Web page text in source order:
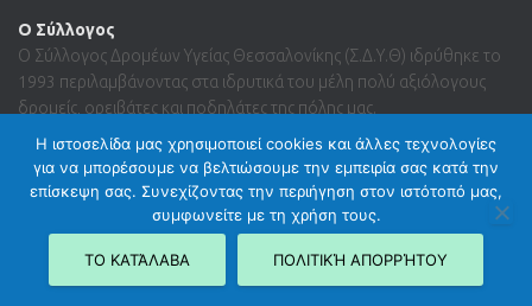
Ο Σύλλογος
Ο Σύλλογος Δρομέων Υγείας Θεσσαλονίκης (Σ.Δ.Υ.Θ) ιδρύθηκε το
1993 περιλαμβάνοντας στα ιδρυτικά του μέλη πολύ αξιόλογους
δρομείς, ορειβάτες και ποδηλάτες της πόλης μας.
Search …
Η ιστοσελίδα μας χρησιμοποιεί cookies και άλλες τεχνολογίες
για να μπορέσουμε να βελτιώσουμε την εμπειρία σας κατά την
επίσκεψη σας. Συνεχίζοντας την περιήγηση στον ιστότοπό μας,
συμφωνείτε με τη χρήση τους.
ΤΟ ΚΑΤΆΛΑΒΑ ΠΟΛΙΤΙΚΉ ΑΠΟΡΡΉΤΟΥ